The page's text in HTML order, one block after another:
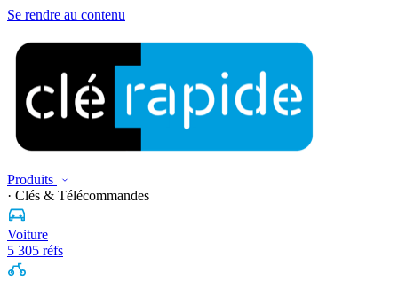
Se rendre au contenu
Produits
· Clés & Télécommandes
Voiture
5 305 réfs